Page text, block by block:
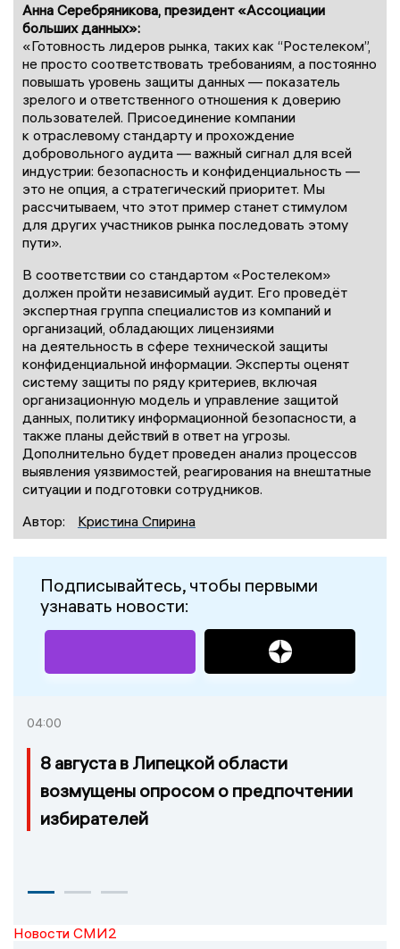
Анна Серебряникова, президент «Ассоциации
больших данных»:
«Готовность лидеров рынка, таких как “Ростелеком”,
не просто соответствовать требованиям, а постоянно
повышать уровень защиты данных — показатель
зрелого и ответственного отношения к доверию
пользователей. Присоединение компании
к отраслевому стандарту и прохождение
добровольного аудита — важный сигнал для всей
индустрии: безопасность и конфиденциальность —
это не опция, а стратегический приоритет. Мы
рассчитываем, что этот пример станет стимулом
для других участников рынка последовать этому
пути».
В соответствии со стандартом «Ростелеком»
должен пройти независимый аудит. Его проведёт
экспертная группа специалистов из компаний и
организаций, обладающих лицензиями
на деятельность в сфере технической защиты
конфиденциальной информации. Эксперты оценят
систему защиты по ряду критериев, включая
организационную модель и управление защитой
данных, политику информационной безопасности, а
также планы действий в ответ на угрозы.
Дополнительно будет проведен анализ процессов
выявления уязвимостей, реагирования на внештатные
ситуации и подготовки сотрудников.
Автор:
Кристина Спирина
Подписывайтесь, чтобы первыми
узнавать новости:
04:00
8 августа в Липецкой области
возмущены опросом о предпочтении
избирателей
Новости СМИ2